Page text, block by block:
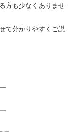
方も少なくありませ
て分かりやすくご説